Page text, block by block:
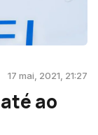
17 mai, 2021, 21:27
ao